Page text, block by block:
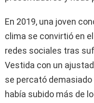
En 2019, una joven
clima se convirtió en
redes sociales tras
Vestida con un
se percató
había subido más de